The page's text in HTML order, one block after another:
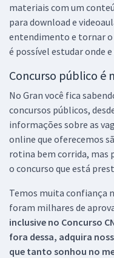
materiais com um
para download e
entendimento e tornar o
é possível estudar onde e
Concurso público é
No Gran você fica
concursos públicos,
informações sobre as
online que oferecemos
rotina bem corrida, mas
o concurso que está
Temos muita confiança
foram milhares de
inclusive no Concurso
fora dessa, adquira
que tanto sonhou no